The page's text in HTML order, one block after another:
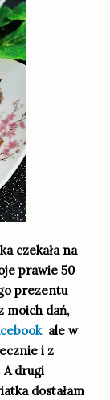
czekała na
prawie 50
prezentu
moich dań,
ale w
i z
A drugi
dostałam